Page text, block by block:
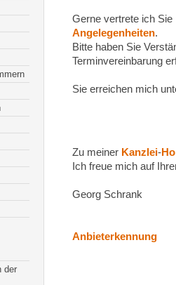
der
Gerne vertrete ich Sie
Angelegenheiten.
Bitte haben Sie
Terminvereinbarung
Sie erreichen mich
Zu meiner Kanzlei-
Ich freue mich auf
Georg Schrank
Anbieterkennung